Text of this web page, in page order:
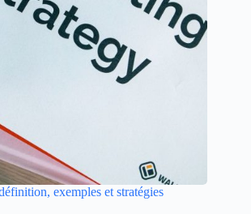
exemples et stratégies